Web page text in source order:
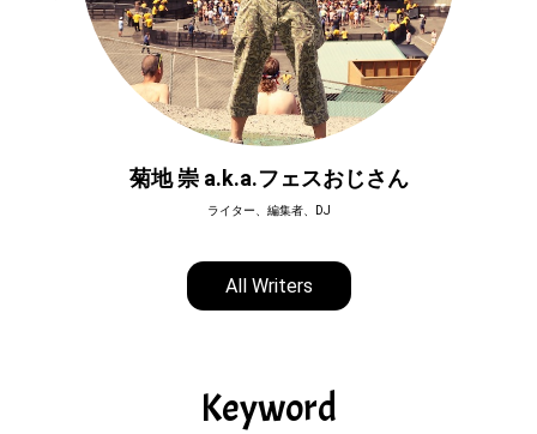
菊地 崇 a.k.a.フェスおじさん
ライター、編集者、DJ
All Writers
Keyword